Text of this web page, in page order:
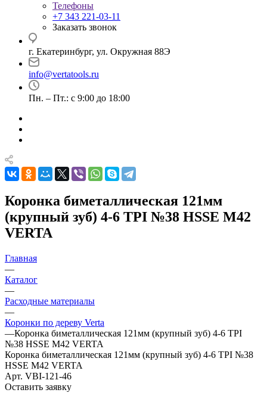
Телефоны
+7 343 221-03-11
Заказать звонок
г. Екатеринбург, ул. Окружная 88Э
info@vertatools.ru
Пн. – Пт.: с 9:00 до 18:00
Коронка биметаллическая 121мм
(крупный зуб) 4-6 TPI №38 HSSE М42
VERTA
Главная
—
Каталог
—
Расходные материалы
—
Коронки по дереву Verta
—Коронка биметаллическая 121мм (крупный зуб) 4-6 TPI
№38 HSSE М42 VERTA
Коронка биметаллическая 121мм (крупный зуб) 4-6 TPI №38
HSSE М42 VERTA
Арт. VBI-121-46
Оставить заявку